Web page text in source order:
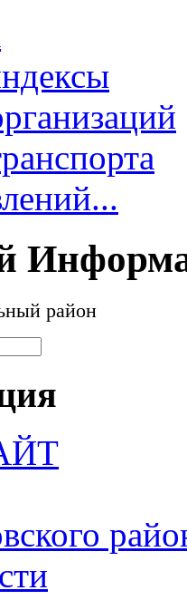
район